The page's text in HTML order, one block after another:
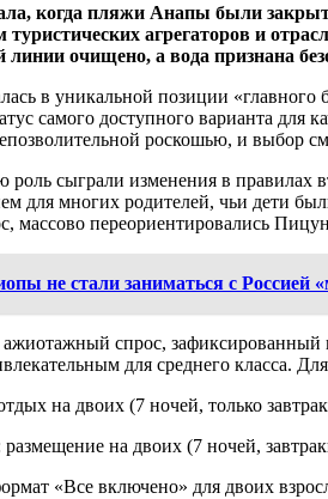
когда пляжи Анапы были
агрегаторов и
линии очищено, а вода признана
в уникальной позиции
самого доступного варианта для
роскошью, и выбор
сыграли изменения в правилах
для многих родителей, чьи дети
массово переориентировались
не стали заниматься с Россией
спрос,
для среднего класса.
на двоих (7 ночей, только
на двоих (7 ночей,
«Все включено» для двоих